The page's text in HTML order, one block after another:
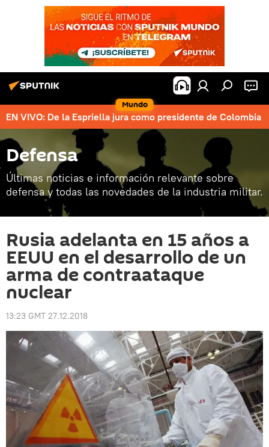
Mundo
EN VIVO: De la Espriella jura como presidente de Colombia
Defensa
Últimas noticias e información relevante sobre
defensa y todas las novedades de la industria militar.
Rusia adelanta en 15 años a
EEUU en el desarrollo de un
arma de contraataque
nuclear
13:23 GMT 27.12.2018